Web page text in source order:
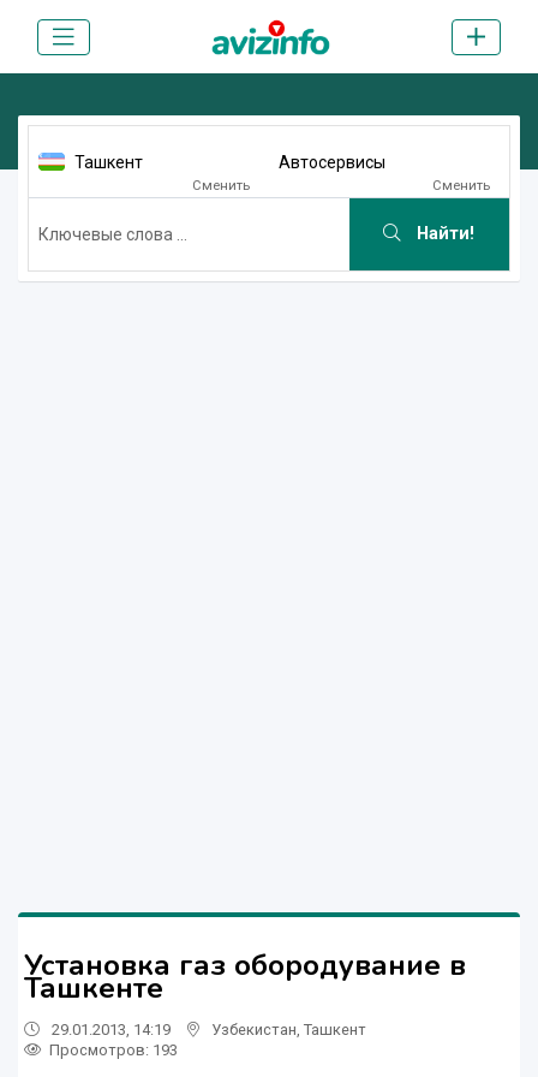
Ташкент
Сменить
Автосервисы
Сменить
Найти!
Установка газ обородувание в
Ташкенте
29.01.2013, 14:19 Узбекистан Ташкент
Просмотров: 193